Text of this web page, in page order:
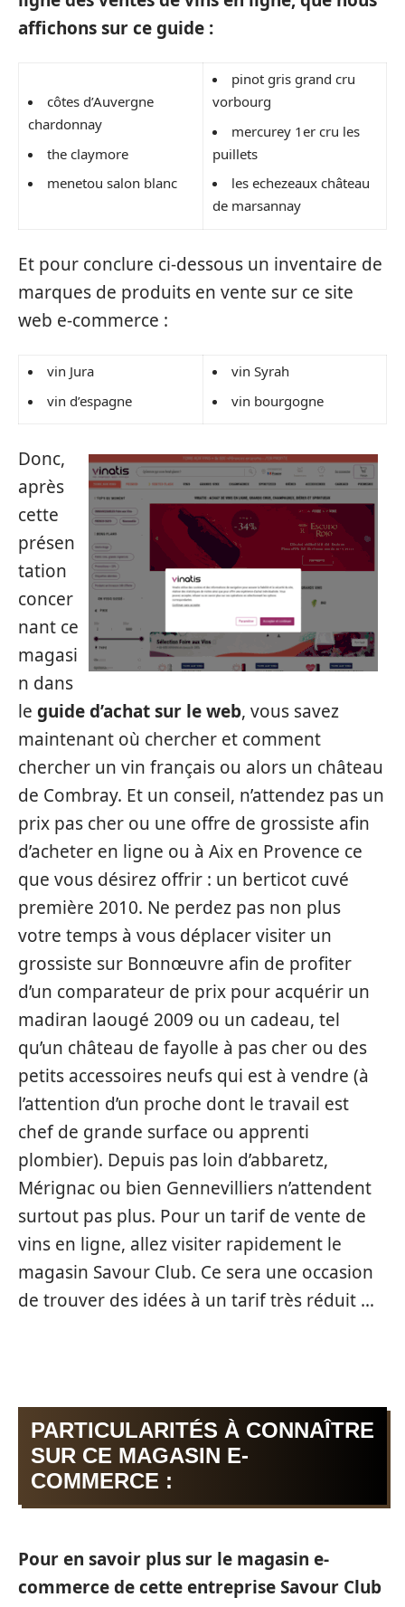
affichons sur ce guide :
côtes d’Auvergne
chardonnay
the claymore
menetou salon blanc
pinot gris grand cru
vorbourg
mercurey 1er cru les
puillets
les echezeaux château
de marsannay
Et pour conclure ci-dessous un inventaire de
marques de produits en vente sur ce site
web e-commerce :
vin Jura
vin d’espagne
vin Syrah
vin bourgogne
Donc,
après
cette
présen
tation
concer
nant ce
magasi
n dans
le guide d’achat sur le web, vous savez
maintenant où chercher et comment
chercher un vin français ou alors un château
de Combray. Et un conseil, n’attendez pas un
prix pas cher ou une offre de grossiste afin
d’acheter en ligne ou à Aix en Provence ce
que vous désirez offrir : un berticot cuvé
première 2010. Ne perdez pas non plus
votre temps à vous déplacer visiter un
grossiste sur Bonnœuvre afin de profiter
d’un comparateur de prix pour acquérir un
madiran laougé 2009 ou un cadeau, tel
qu’un château de fayolle à pas cher ou des
petits accessoires neufs qui est à vendre (à
l’attention d’un proche dont le travail est
chef de grande surface ou apprenti
plombier). Depuis pas loin d’abbaretz,
Mérignac ou bien Gennevilliers n’attendent
surtout pas plus. Pour un tarif de vente de
vins en ligne, allez visiter rapidement le
magasin Savour Club. Ce sera une occasion
de trouver des idées à un tarif très réduit …
PARTICULARITÉS À CONNAÎTRE
SUR CE MAGASIN E-
COMMERCE :
Pour en savoir plus sur le magasin e-
commerce de cette entreprise Savour Club